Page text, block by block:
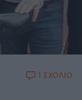
1 ΣΧΟΛΙΟ